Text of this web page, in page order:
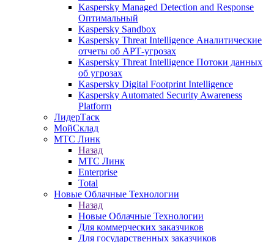
Kaspersky Managed Detection and Response
Оптимальный
Kaspersky Sandbox
Kaspersky Threat Intelligence Аналитические
отчеты об АРТ-угрозах
Kaspersky Threat Intelligence Потоки данных
об угрозах
Kaspersky Digital Footprint Intelligence
Kaspersky Automated Security Awareness
Platform
ЛидерТаск
МойСклад
МТС Линк
Назад
МТС Линк
Enterprise
Total
Новые Облачные Технологии
Назад
Новые Облачные Технологии
Для коммерческих заказчиков
Для государственных заказчиков